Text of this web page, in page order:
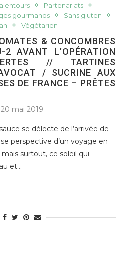
Partenariats
gourmands
Sans gluten
Végétarien
& CONCOMBRES
AVANT L’OPÉRATION
// TARTINES
/ SUCRINE AUX
DE FRANCE – PRÊTES
20 mai 2019
se délecte de l’arrivée de
perspective d’un voyage en
surtout, ce soleil qui
et…